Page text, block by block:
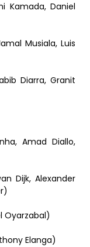
Kamada, Daniel
Musiala, Luis
Diarra, Granit
Amad Diallo,
Dijk, Alexander
Oyarzabal)
Elanga)